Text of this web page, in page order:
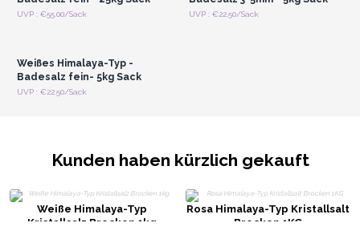
UVP : €55.00/Sack UVP : €22.50/Sack
Anmelden oder
Weißes Himalaya-Typ -
Badesalz fein- 5kg Sack
UVP : €22.50/Sack
Kunden haben kürzlich gekauft
Weiße Himalaya-Typ
Kristallsalz Brocken 1kg
Rosa Himalaya-Typ Kristallsalt
Brocken 1KG